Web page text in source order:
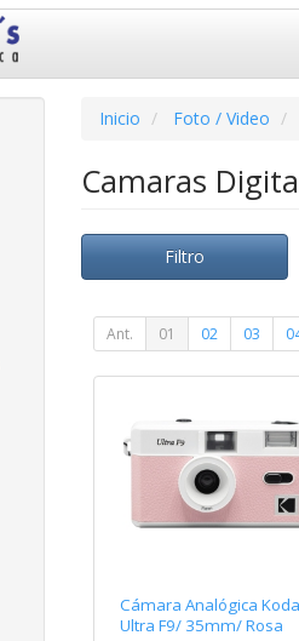
Inicio Foto / Video
Camaras
Filtro
Ant. 01 02 03
Cámara Analógica
Ultra F9/ 35mm/ Rosa